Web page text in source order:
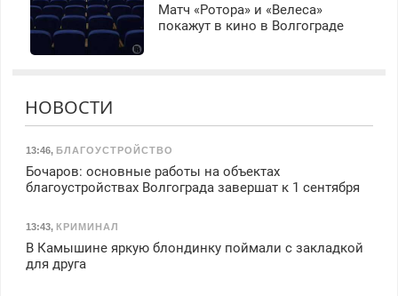
Матч «Ротора» и «Велеса»
покажут в кино в Волгограде
НОВОСТИ
13:46, БЛАГОУСТРОЙСТВО
Бочаров: основные работы на объектах
благоустройствах Волгограда завершат к 1 сентября
13:43, КРИМИНАЛ
В Камышине яркую блондинку поймали с закладкой
для друга